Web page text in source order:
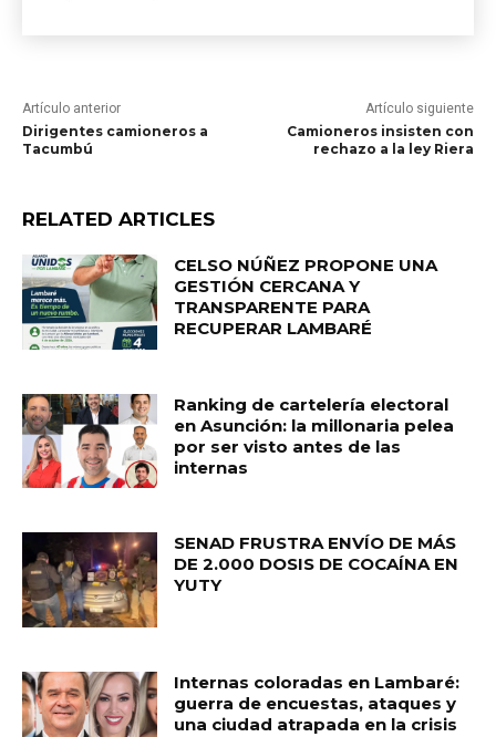
Artículo anterior
Dirigentes camioneros a
Tacumbú
Artículo siguiente
Camioneros insisten con
rechazo a la ley Riera
RELATED ARTICLES
CELSO NÚÑEZ PROPONE UNA
GESTIÓN CERCANA Y
TRANSPARENTE PARA
RECUPERAR LAMBARÉ
Ranking de cartelería electoral
en Asunción: la millonaria pelea
por ser visto antes de las
internas
SENAD FRUSTRA ENVÍO DE MÁS
DE 2.000 DOSIS DE COCAÍNA EN
YUTY
Internas coloradas en Lambaré:
guerra de encuestas, ataques y
una ciudad atrapada en la crisis